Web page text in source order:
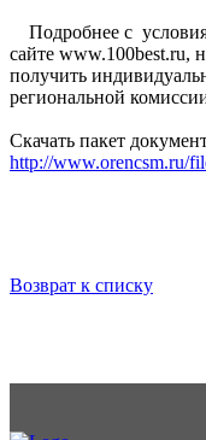
Подробнее с
сайте www.100best.ru,
получить
региональной
Скачать пакет
http://www.orencsm.ru/
Возврат к списку